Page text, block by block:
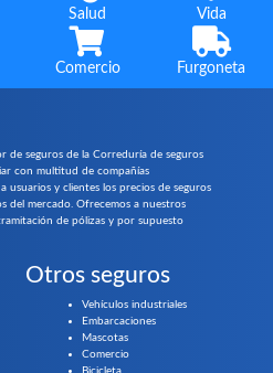
Salud Vida
Comercio Furgoneta
de seguros de la Correduría de seguros
con multitud de compañías
usuarios y clientes los precios de seguros
del mercado. Ofrecemos a nuestros
de pólizas y por supuesto
Otros seguros
Vehículos industriales
Embarcaciones
Mascotas
Comercio
Bicicleta